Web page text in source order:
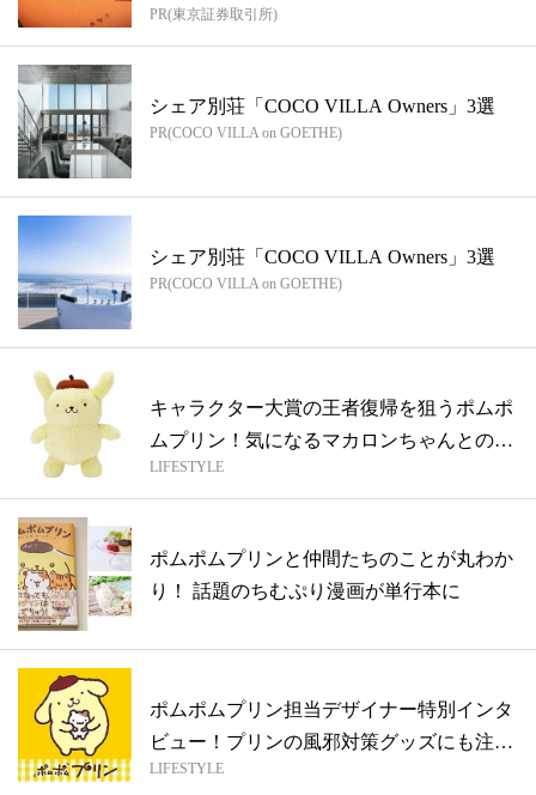
PR(東京証券取引所)
シェア別荘「COCO VILLA Owners」3選
PR(COCO VILLA on GOETHE)
シェア別荘「COCO VILLA Owners」3選
PR(COCO VILLA on GOETHE)
キャラクター大賞の王者復帰を狙うポムポ
ムプリン！気になるマカロンちゃんとの関
係は...
LIFESTYLE
ポムポムプリンと仲間たちのことが丸わか
り！ 話題のちむぷり漫画が単行本に
ポムポムプリン担当デザイナー特別インタ
ビュー！プリンの風邪対策グッズにも注目
【誰...
LIFESTYLE